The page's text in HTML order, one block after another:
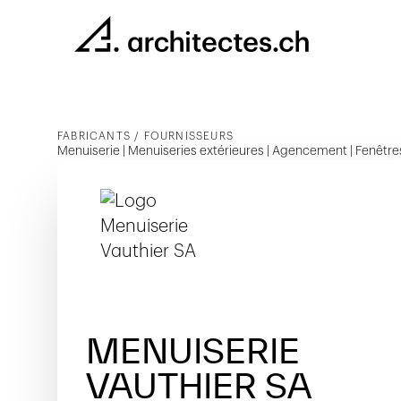
FABRICANTS / FOURNISSEURS
Menuiserie | Menuiseries extérieures | Agencement |
MENUISERIE
VAUTHIER SA